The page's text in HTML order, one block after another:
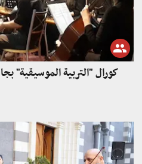
كورال "التربية